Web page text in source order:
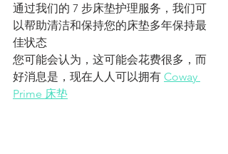
通过我们的 7 步床垫护理服务，我们可
以帮助清洁和保持您的床垫多年保持最
佳状态
您可能会认为，这可能会花费很多，而
好消息是，现在人人可以拥有 Coway
Prime 床垫